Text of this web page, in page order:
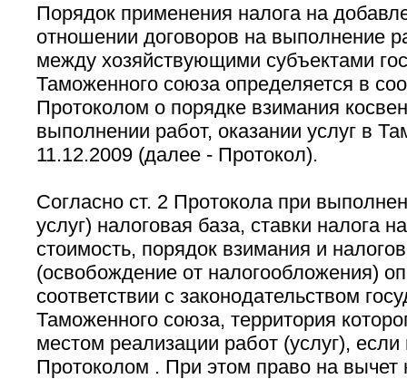
Порядок применения налога на
отношении договоров на выполнение
между хозяйствующими субъектами
Таможенного союза определяется в
Протоколом о порядке взимания
выполнении работ, оказании услуг в
11.12.2009 (далее - Протокол).
Согласно ст. 2 Протокола при
услуг) налоговая база, ставки налога
стоимость, порядок взимания и
(освобождение от налогообложения)
соответствии с законодательством
Таможенного союза, территория
местом реализации работ (услуг),
Протоколом . При этом право на вычет